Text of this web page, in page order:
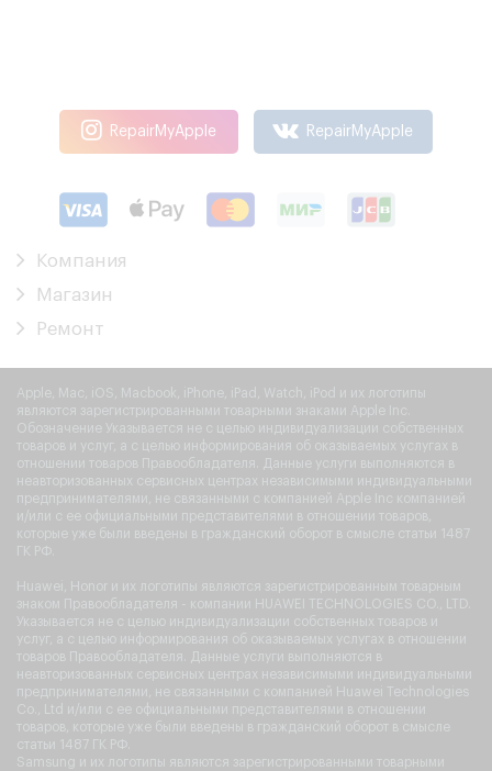
RepairMyApple RepairMyApple
Компания
Магазин
Ремонт
Apple, Mac, iOS, Macbook, iPhone, iPad, Watch, iPod и их логотипы
являются зарегистрированными товарными знаками Apple Inc.
Обозначение Указывается не с целью индивидуализации собственных
товаров и услуг, а с целью информирования об оказываемых услугах в
отношении товаров Правообладателя. Данные услуги выполняются в
неавторизованных сервисных центрах независимыми индивидуальными
предпринимателями, не связанными с компанией Apple Inc компанией
и/или с ее официальными представителями в отношении товаров,
которые уже были введены в гражданский оборот в смысле статьи 1487
ГК РФ.
Huawei, Honor и их логотипы являются зарегистрированным товарным
знаком Правообладателя - компании HUAWEI TECHNOLOGIES CO., LTD.
Указывается не с целью индивидуализации собственных товаров и
услуг, а с целью информирования об оказываемых услугах в отношении
товаров Правообладателя. Данные услуги выполняются в
неавторизованных сервисных центрах независимыми индивидуальными
предпринимателями, не связанными с компанией Huawei Technologies
Co., Ltd и/или с ее официальными представителями в отношении
товаров, которые уже были введены в гражданский оборот в смысле
статьи 1487 ГК РФ.
Samsung и их логотипы являются зарегистрированными товарными